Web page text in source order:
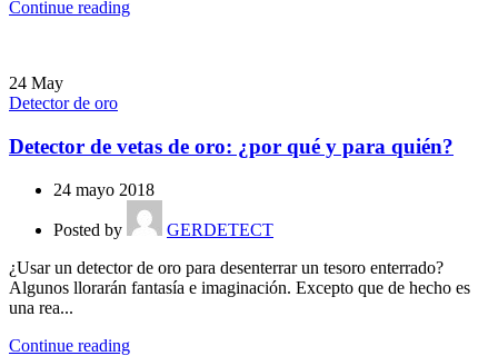
Continue reading
24 May
Detector de oro
Detector de vetas de oro: ¿por qué y para quién?
24 mayo 2018
Posted by
GERDETECT
¿Usar un detector de oro para desenterrar un tesoro enterrado?
Algunos llorarán fantasía e imaginación. Excepto que de hecho es
una rea...
Continue reading